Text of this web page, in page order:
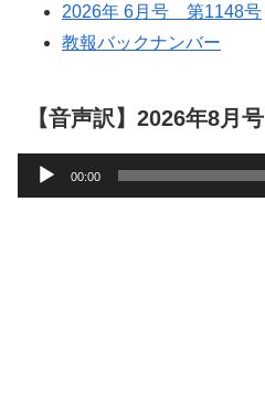
2026年 6月号 第1148号
教報バックナンバー
【音声訳】2026年8月号
声
00:00